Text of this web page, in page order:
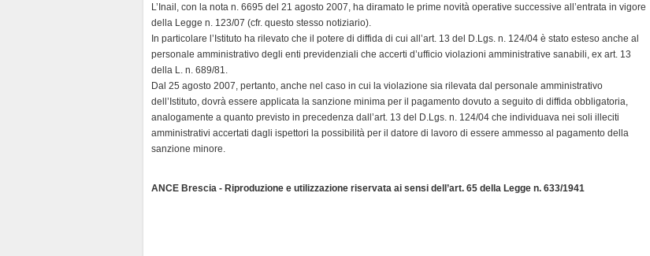
e
b
o
k
k
e
I
n
t
t
e
t
s
p
e
g
m
y
L
i
k
n
t
F
i
e
n
L’Inail, con la nota n. 6695 del 21 agosto 2007, ha diramato le prime novità operative successive all’entrata in vigore
della Legge n. 123/07 (cfr. questo stesso notiziario).
In particolare l’Istituto ha rilevato che il potere di diffida di cui all’art. 13 del D.Lgs. n. 124/04 è stato esteso anche al
personale amministrativo degli enti previdenziali che accerti d’ufficio violazioni amministrative sanabili, ex art. 13
della L. n. 689/81.
Dal 25 agosto 2007, pertanto, anche nel caso in cui la violazione sia rilevata dal personale amministrativo
dell’Istituto, dovrà essere applicata la sanzione minima per il pagamento dovuto a seguito di diffida obbligatoria,
analogamente a quanto previsto in precedenza dall’art. 13 del D.Lgs. n. 124/04 che individuava nei soli illeciti
amministrativi accertati dagli ispettori la possibilità per il datore di lavoro di essere ammesso al pagamento della
sanzione minore.
ANCE Brescia - Riproduzione e utilizzazione riservata ai sensi dell’art. 65 della Legge n. 633/1941